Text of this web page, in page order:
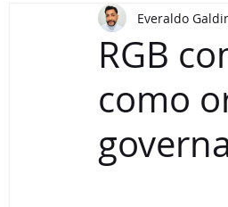
GOVERNANÇA
PODCAST VÍDEOS
RGB
como
Everaldo